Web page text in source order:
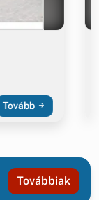
Tovább
Továbbiak